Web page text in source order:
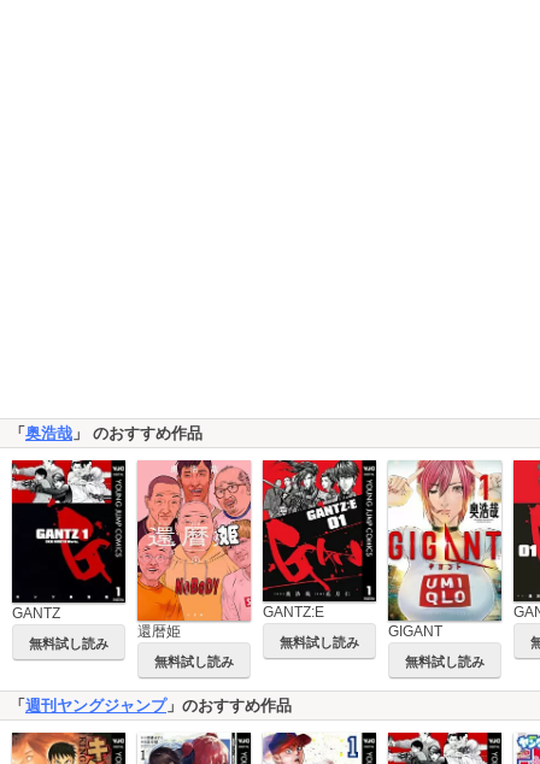
「 奥浩哉 」 のおすすめ作品
GANTZ
無料試し読み
還暦姫
無料試し読み
GANTZ:E
無料試し読み
GIGANT
無料試し読み
「 週刊ヤングジャンプ」のおすすめ作品